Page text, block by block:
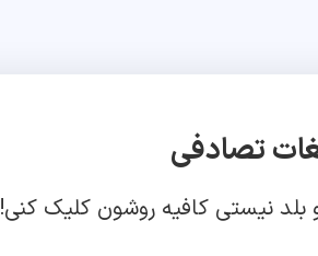
تصادفی
بلد نیستی کافیه روشون کلیک کنی!